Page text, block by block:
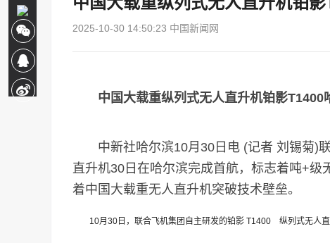
2025-10-30 14:50:23 中国新闻网
中国大载重纵列式无人直升机铂影T1400
中新社哈尔滨10月30日电 (记者 刘锡菊)联
直升机30日在哈尔滨完成首航，标志着吨+
着中国大载重无人直升机突破技术壁垒。
10月30日，联合飞机集团自主研发的铂影 T1400 纵列式无人